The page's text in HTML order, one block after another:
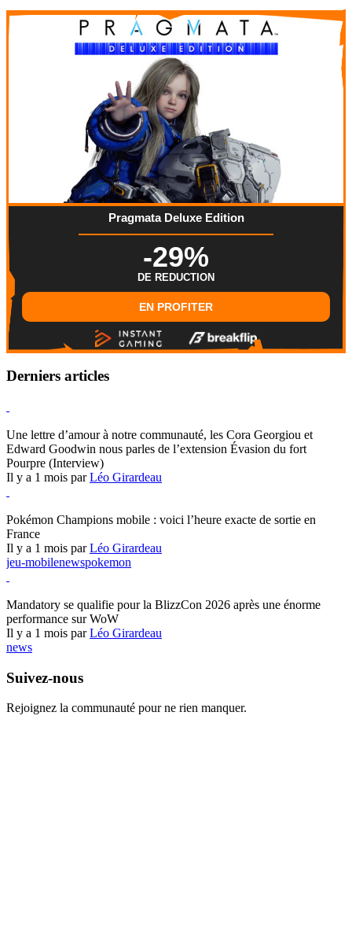
Pragmata Deluxe Edition
-29%
DE REDUCTION
EN PROFITER
Derniers articles
Une lettre d’amour à notre communauté, les Cora Georgiou et
Edward Goodwin nous parles de l’extension Évasion du fort
Pourpre (Interview)
Il y a 1 mois parLéo Girardeau
Pokémon Champions mobile : voici l’heure exacte de sortie en
France
Il y a 1 mois parLéo Girardeau
jeu-mobilenewspokemon
Mandatory se qualifie pour la BlizzCon 2026 après une énorme
performance sur WoW
Il y a 1 mois parLéo Girardeau
news
Suivez-nous
Rejoignez la communauté pour ne rien manquer.